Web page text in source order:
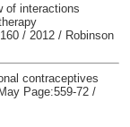
of interactions
/ 2012 / Robinson
contraceptives
Page:559-72 /